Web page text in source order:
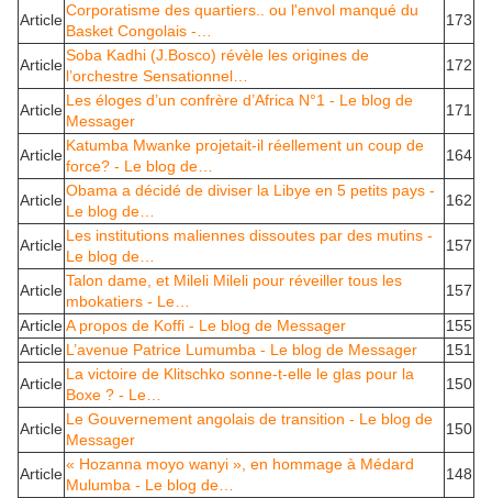
Article
Corporatisme des quartiers.. ou l'envol manqué du
Basket Congolais -…
173
Article
Soba Kadhi (J.Bosco) révèle les origines de
l’orchestre Sensationnel…
172
Article
Les éloges d’un confrère d’Africa N°1 - Le blog de
Messager
171
Article
Katumba Mwanke projetait-il réellement un coup de
force? - Le blog de…
164
Article
Obama a décidé de diviser la Libye en 5 petits pays -
Le blog de…
162
Article
Les institutions maliennes dissoutes par des mutins -
Le blog de…
157
Article
Talon dame, et Mileli Mileli pour réveiller tous les
mbokatiers - Le…
157
ArticleA propos de Koffi - Le blog de Messager
155
Article L’avenue Patrice Lumumba - Le blog de Messager
151
Article
La victoire de Klitschko sonne-t-elle le glas pour la
Boxe ? - Le…
150
Article
Le Gouvernement angolais de transition - Le blog de
Messager
150
Article
« Hozanna moyo wanyi », en hommage à Médard
Mulumba - Le blog de…
148